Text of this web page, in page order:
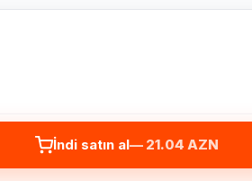
İndi satın al— 21.04 AZN